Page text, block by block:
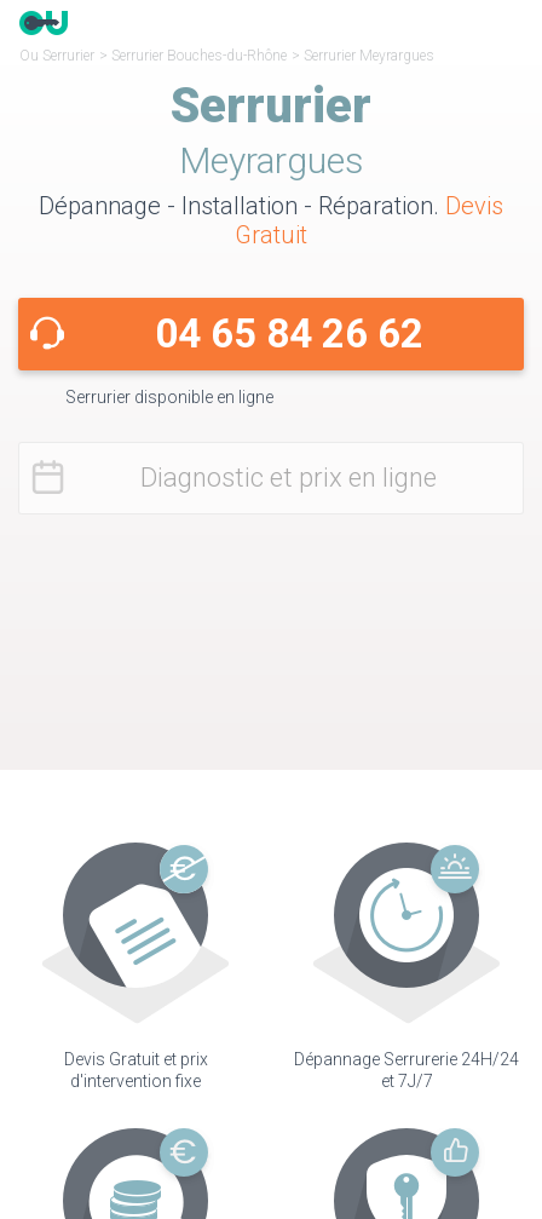
Ou Serrurier > Serrurier Bouches-du-Rhône > Serrurier Meyrargues
Serrurier
Meyrargues
Dépannage - Installation - Réparation. Devis
Gratuit
04 65 84 26 62
Serrurier disponible en ligne
Diagnostic et prix en ligne
Devis Gratuit et prix
d'intervention fixe
Dépannage Serrurerie 24H/24
et 7J/7